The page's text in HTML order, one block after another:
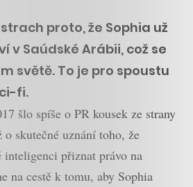
proto, že Sophia už
v Saúdské Arábii, což se
světě. To je pro spoustu
fi.
šlo spíše o PR kousek ze strany
skutečné uznání toho, že
přiznat právo na
na cestě k tomu, aby Sophia